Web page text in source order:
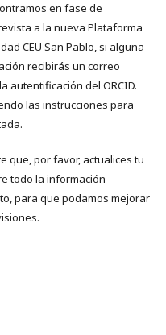
en fase de
a la nueva Plataforma
CEU San Pablo, si alguna
recibirás un correo
autentificación del ORCID.
las instrucciones para
que, por favor, actualices tu
todo la información
para que podamos mejorar